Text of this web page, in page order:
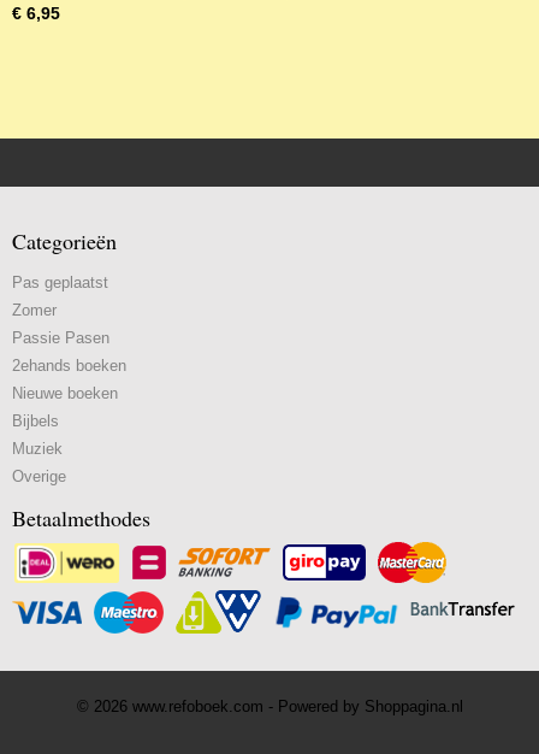
€ 6,95
Categorieën
Pas geplaatst
Zomer
Passie Pasen
2ehands boeken
Nieuwe boeken
Bijbels
Muziek
Overige
Betaalmethodes
© 2026 www.refoboek.com - Powered by Shoppagina.nl